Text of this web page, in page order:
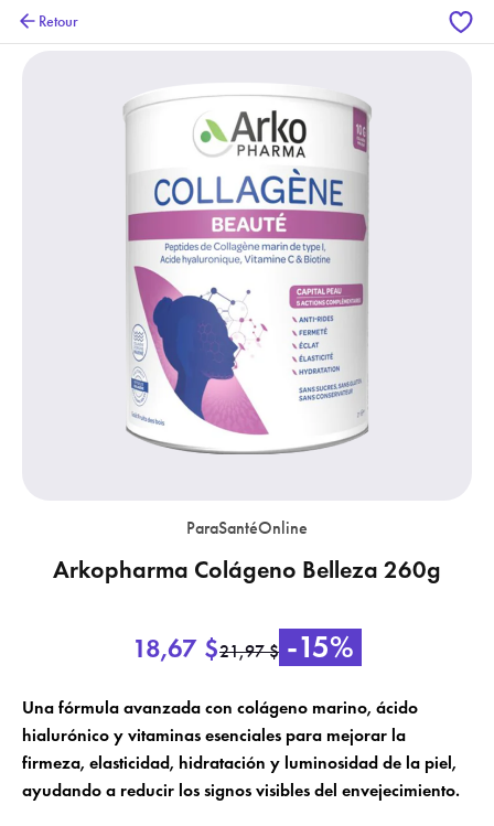
Retour
ParaSantéOnline
Arkopharma Colágeno Belleza 260g
18,67 $21,97 $ -15%
Una fórmula avanzada con colágeno marino, ácido
hialurónico y vitaminas esenciales para mejorar la
firmeza, elasticidad, hidratación y luminosidad de la piel,
ayudando a reducir los signos visibles del envejecimiento.
Añadir a la lista de deseos
Crear una nueva lista
Crear lista de deseos
Nombre de la lista de deseos
Debe iniciar sesión para guardar productos en su lista de deseos.